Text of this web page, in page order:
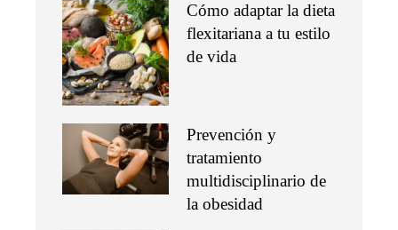
Cómo adaptar la dieta
flexitariana a tu estilo
de vida
Prevención y
tratamiento
multidisciplinario de
la obesidad